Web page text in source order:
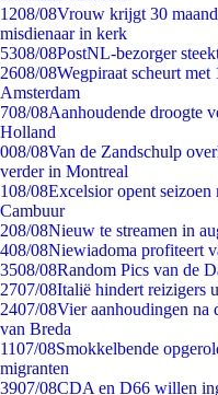
1208/08Vrouw krijgt 30
misdienaar in kerk
5308/08PostNL-bezorger
2608/08Wegpiraat scheurt
Amsterdam
708/08Aanhoudende droogte
Holland
008/08Van de Zandschulp
verder in Montreal
108/08Excelsior opent
Cambuur
208/08Nieuw te streamen in
408/08Niewiadoma profiteert
3508/08Random Pics van de
2707/08Italië hindert reizigers
2407/08Vier aanhoudingen na
van Breda
1107/08Smokkelbende
migranten
3907/08CDA en D66 willen